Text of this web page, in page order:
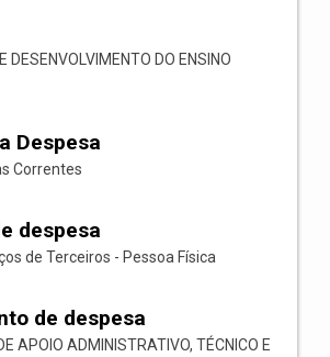
DESENVOLVIMENTO DO ENSINO
Despesa
Correntes
despesa
de Terceiros - Pessoa Física
de despesa
APOIO ADMINISTRATIVO, TÉCNICO E